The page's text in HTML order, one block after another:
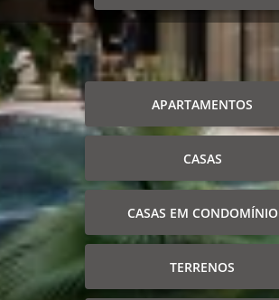
APARTAMENTOS
CASAS
CASAS EM CONDOMÍNIO
TERRENOS